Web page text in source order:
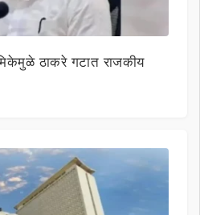
ठाकरे गटात राजकीय